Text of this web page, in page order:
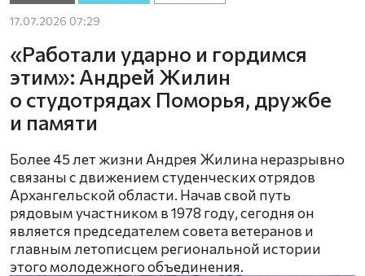
17.07.2026 07:29
«Работали ударно и гордимся
этим»: Андрей Жилин
о студотрядах Поморья, дружбе
и памяти
Более 45 лет жизни Андрея Жилина неразрывно
связаны с движением студенческих отрядов
Архангельской области. Начав свой путь
рядовым участником в 1978 году, сегодня он
является председателем совета ветеранов и
главным летописцем региональной истории
этого молодежного объединения.